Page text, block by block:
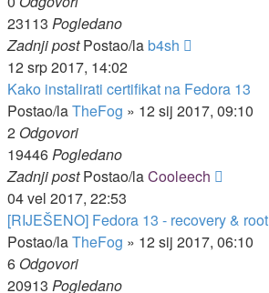
23113 Pogledano
Zadnji postPostao/lab4sh
12 srp 2017, 14:02
Kako instalirati certifikat na Fedora 13
Postao/laTheFog » 12 sij 2017, 09:10
2 Odgovori
19446Pogledano
Zadnji postPostao/laCooleech
04 vel 2017, 22:53
[RIJEŠENO] Fedora 13 - recovery &
Postao/laTheFog » 12 sij 2017, 06:10
6 Odgovori
20913 Pogledano